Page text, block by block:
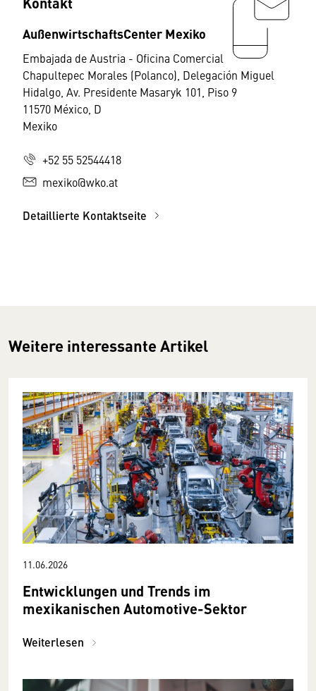
AußenwirtschaftsCenter Mexiko
Embajada de Austria - Oficina Comercial
Chapultepec Morales (Polanco), Delegación Miguel
Hidalgo, Av. Presidente Masaryk 101, Piso 9
11570 México, D
Mexiko
+52 55 52544418
mexiko@wko.at
Detaillierte Kontaktseite
Weitere interessante Artikel
11.06.2026
Entwicklungen und Trends im
mexikanischen Automotive-Sektor
Weiterlesen